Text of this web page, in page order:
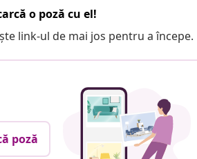
o poză cu el!
link-ul de mai jos pentru a începe.
poză